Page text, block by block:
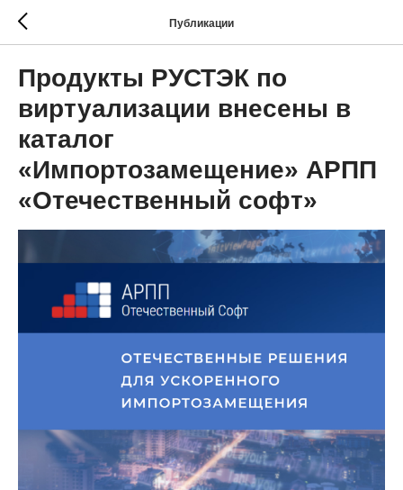
Публикации
Продукты РУСТЭК по
виртуализации внесены в
каталог
«Импортозамещение» АРПП
«Отечественный софт»